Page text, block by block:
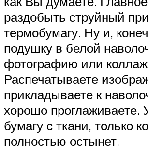
раздобыть струйный
термобумагу. Ну и,
подушку в белой
фотографию или
Распечатываете
прикладываете к
хорошо проглаживаете.
бумагу с ткани, только
полностью остынет.